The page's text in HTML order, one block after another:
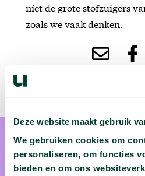
Deze website maakt gebruik
We gebruiken cookies om
personaliseren, om functies
bieden en om ons
níet de grote stofzuigers
zoals we vaak denken.